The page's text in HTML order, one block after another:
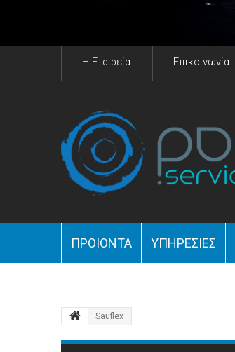
H Eταιρεία Επικοινωνία
ΠΡΟΙΟΝΤΑ YΠΗΡΕΣΊΕΣ
Sauflex